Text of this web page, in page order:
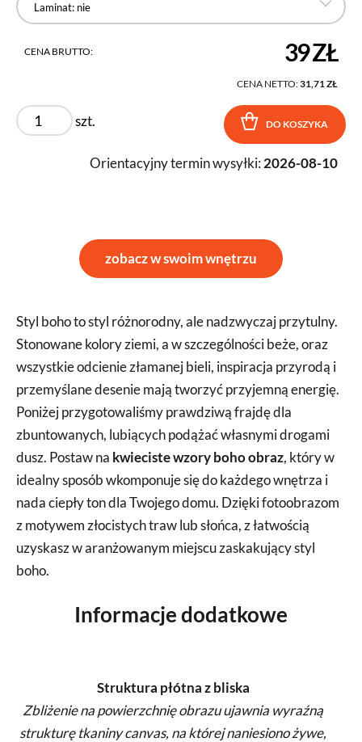
Laminat: nie
CENA BRUTTO: 39 ZŁ
CENA NETTO:31,71 ZŁ
szt. DO KOSZYKA
Orientacyjny termin wysyłki: 2026-08-10
zobacz w swoim wnętrzu
Styl boho to styl różnorodny, ale nadzwyczaj przytulny.
Stonowane kolory ziemi, a w szczególności beże, oraz
wszystkie odcienie złamanej bieli, inspiracja przyrodą i
przemyślane desenie mają tworzyć przyjemną energię.
Poniżej przygotowaliśmy prawdziwą frajdę dla
zbuntowanych, lubiących podążać własnymi drogami
dusz. Postaw na kwieciste wzory boho obraz, który w
idealny sposób wkomponuje się do każdego wnętrza i
nada ciepły ton dla Twojego domu. Dzięki fotoobrazom
z motywem złocistych traw lub słońca, z łatwością
uzyskasz w aranżowanym miejscu zaskakujący styl
boho.
Informacje dodatkowe
Struktura płótna z bliska
Zbliżenie na powierzchnię obrazu ujawnia wyraźną
strukturę tkaniny canvas, na której naniesiono żywe,